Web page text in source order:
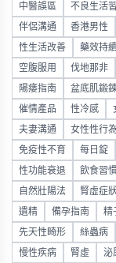
中醫誤區 不良生活
伴侶溝通 香港男性
性生活改善 藥效持
空腹服用 伐地那非
陽痿指南 盆底肌鍛鍊
催情產品 性冷感
夫妻溝通 女性性行
免疫性不育 每日錠
性功能衰退 飲食習
自然壯陽法 腎虛症
遺精 備孕指南 精
先天性畸形 絲蟲病
慢性疾病 腎虛 泌